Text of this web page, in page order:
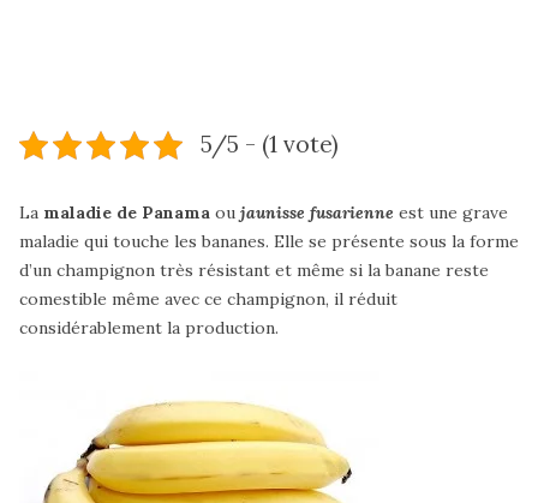
5/5 - (1 vote)
La maladie de Panama ou jaunisse fusarienne est une grave
maladie qui touche les bananes. Elle se présente sous la forme
d’un champignon très résistant et même si la banane reste
comestible même avec ce champignon, il réduit
considérablement la production.